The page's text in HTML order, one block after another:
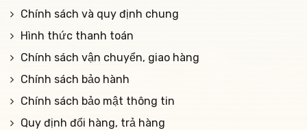
Chính sách và quy định chung
Hình thức thanh toán
Chính sách vận chuyển, giao hàng
Chính sách bảo hành
Chính sách bảo mật thông tin
Quy định đổi hàng, trả hàng